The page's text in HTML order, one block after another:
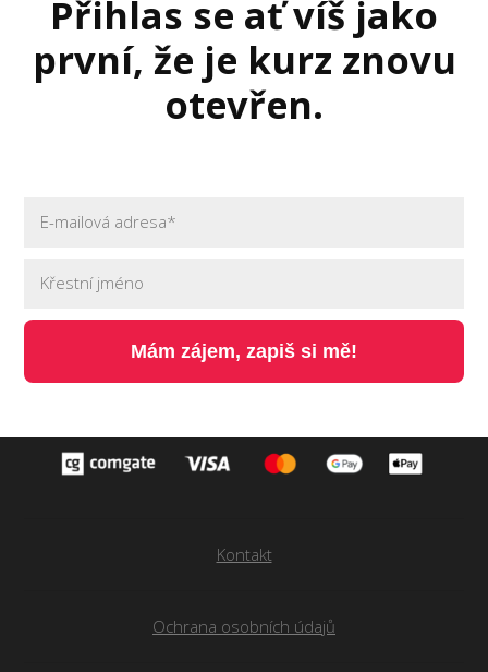
Přihlas se ať víš jako
první, že je kurz znovu
otevřen.
Mám zájem, zapiš si mě!
Kontakt
Ochrana osobních údajů